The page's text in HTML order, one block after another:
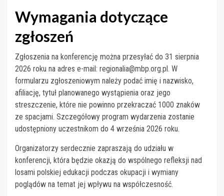
Wymagania dotyczące
zgłoszeń
Zgłoszenia na konferencję można przesyłać do 31 sierpnia
2026 roku na adres e-mail: regionalia@mbp.org.pl. W
formularzu zgłoszeniowym należy podać imię i nazwisko,
afiliację, tytuł planowanego wystąpienia oraz jego
streszczenie, które nie powinno przekraczać 1000 znaków
ze spacjami. Szczegółowy program wydarzenia zostanie
udostępniony uczestnikom do 4 września 2026 roku.
Organizatorzy serdecznie zapraszają do udziału w
konferencji, która będzie okazją do wspólnego refleksji nad
losami polskiej edukacji podczas okupacji i wymiany
poglądów na temat jej wpływu na współczesność.